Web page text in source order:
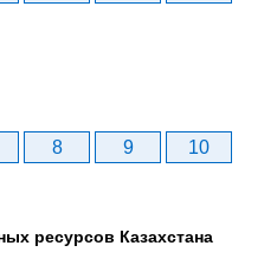
8 9
10
ресурсов Казахстана